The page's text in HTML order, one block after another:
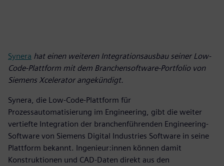
Synera hat einen weiteren Integrationsausbau seiner Low-
Code-Plattform mit dem Branchensoftware-Portfolio von
Siemens Xcelerator angekündigt.
Synera, die Low-Code-Plattform für
Prozessautomatisierung im Engineering, gibt die weiter
vertiefte Integration der branchenführenden Engineering-
Software von Siemens Digital Industries Software in seine
Plattform bekannt. Ingenieur:innen können damit
Konstruktionen und CAD-Daten direkt aus den